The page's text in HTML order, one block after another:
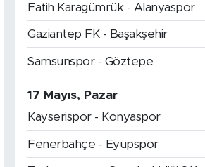
Fatih Karagümrük - Alanyaspor
Gaziantep FK - Başakşehir
Samsunspor - Göztepe
17 Mayıs, Pazar
Kayserispor - Konyaspor
Fenerbahçe - Eyüpspor